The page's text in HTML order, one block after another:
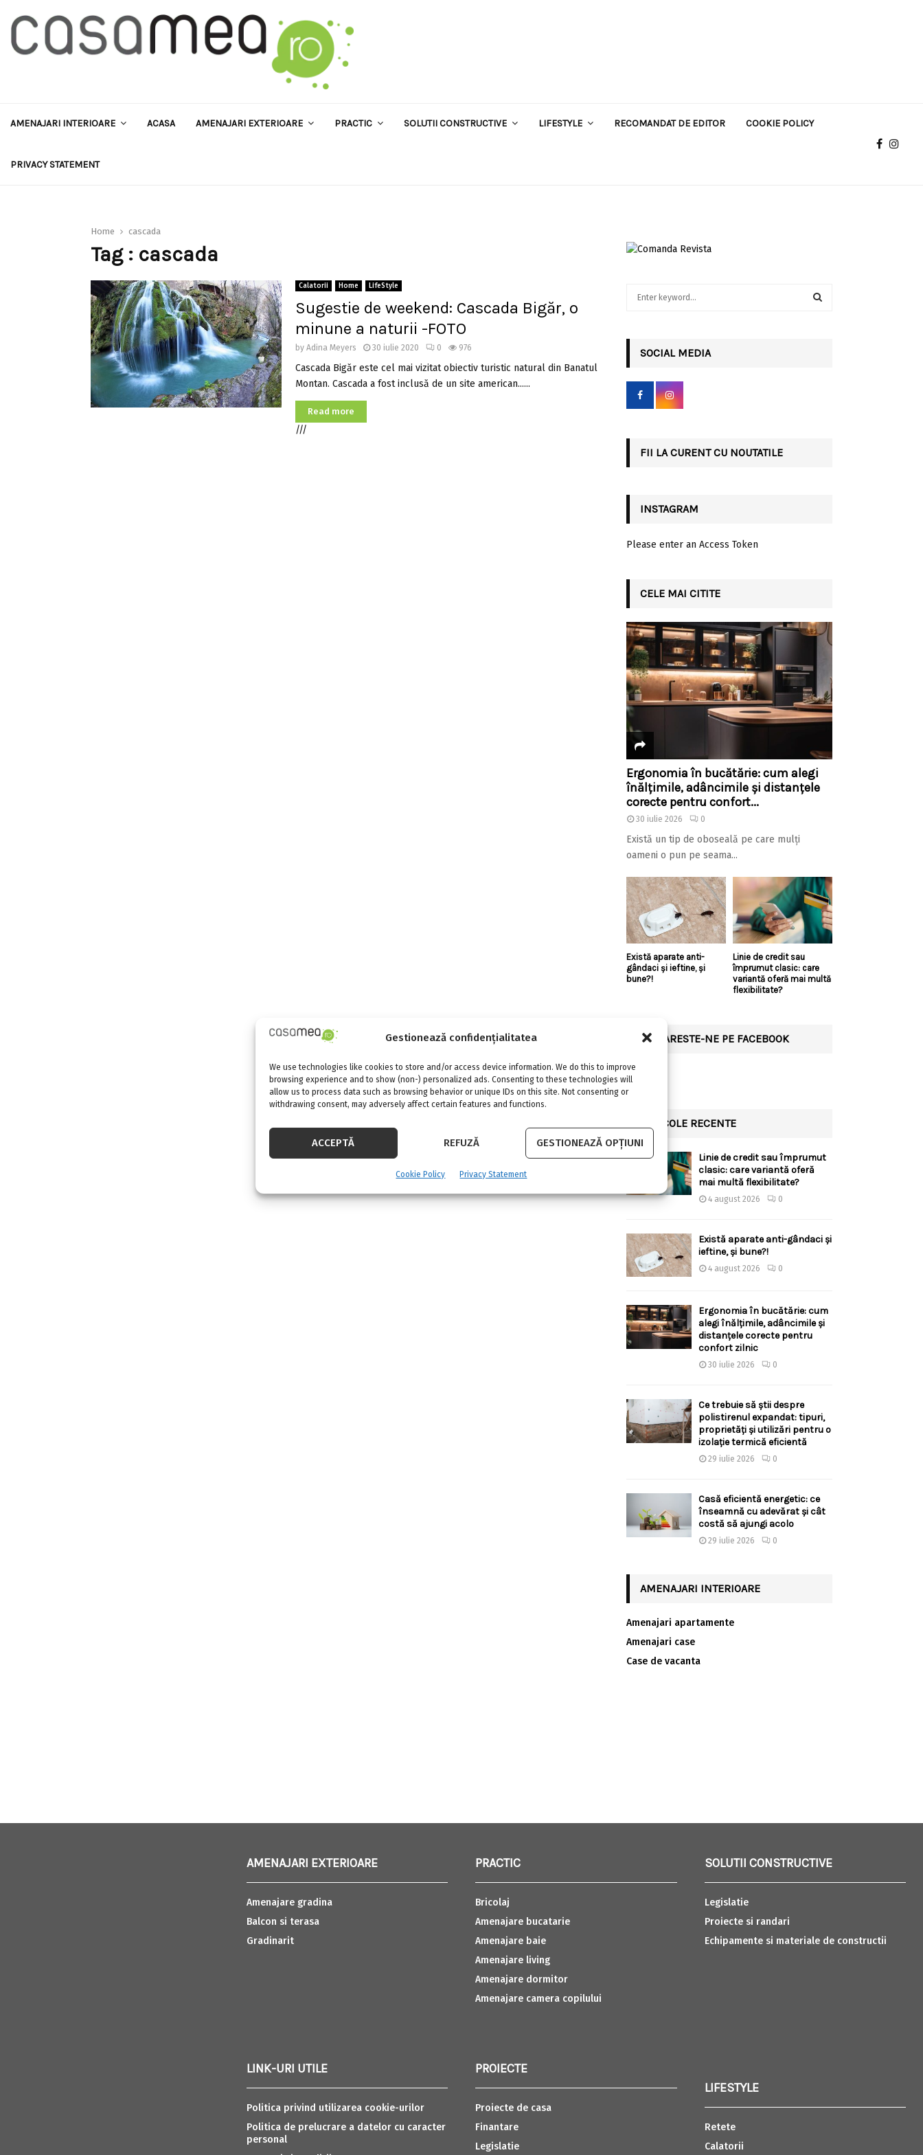
Gestionează confidențialitatea
We use technologies like cookies to store and/or access device information. We do this to improve
browsing experience and to show (non-) personalized ads. Consenting to these technologies will
allow us to process data such as browsing behavior or unique IDs on this site. Not consenting or
withdrawing consent, may adversely affect certain features and functions.
ACCEPTĂ REFUZĂ GESTIONEAZĂ OPȚIUNI
Cookie Policy Privacy Statement
AMENAJARI INTERIOARE ACASA AMENAJARI EXTERIOARE PRACTIC SOLUTII CONSTRUCTIVE LIFESTYLE RECOMANDAT DE EDITOR COOKIE POLICY
PRIVACY STATEMENT
Home cascada
Tag : cascada
Calatorii Home LifeStyle
Sugestie de weekend: Cascada Bigăr, o
minune a naturii -FOTO
by Adina Meyers 30 iulie 2020 0 976
Cascada Bigăr este cel mai vizitat obiectiv turistic natural din Banatul
Montan. Cascada a fost inclusă de un site american......
Read more
///
r
SOCIAL MEDIA
FII LA CURENT CU NOUTATILE
INSTAGRAM
Please enter an Access Token
CELE MAI CITITE
Ergonomia în bucătărie: cum alegi
înălțimile, adâncimile și distanțele
corecte pentru confort...
30 iulie 2026 0
Există un tip de oboseală pe care mulți
oameni o pun pe seama...
Există aparate anti-
gândaci și ieftine, și
bune?!
Linie de credit sau
împrumut clasic: care
variantă oferă mai multă
flexibilitate?
URMARESTE-NE PE FACEBOOK
ARTICOLE RECENTE
Linie de credit sau împrumut
clasic: care variantă oferă
mai multă flexibilitate?
4 august 2026 0
Există aparate anti-gândaci și
ieftine, și bune?!
4 august 2026 0
Ergonomia în bucătărie: cum
alegi înălțimile, adâncimile și
distanțele corecte pentru
confort zilnic
30 iulie 2026 0
Ce trebuie să știi despre
polistirenul expandat: tipuri,
proprietăți și utilizări pentru o
izolație termică eficientă
29 iulie 2026 0
Casă eficientă energetic: ce
înseamnă cu adevărat și cât
costă să ajungi acolo
29 iulie 2026 0
AMENAJARI INTERIOARE
Amenajari apartamente
Amenajari case
Case de vacanta
AMENAJARI EXTERIOARE
Amenajare gradina
Balcon si terasa
Gradinarit
LINK-URI UTILE
Politica privind utilizarea cookie-urilor
Politica de prelucrare a datelor cu caracter
personal
PRACTIC
Bricolaj
Amenajare bucatarie
Amenajare baie
Amenajare living
Amenajare dormitor
Amenajare camera copilului
PROIECTE
Proiecte de casa
Finantare
Legislatie
SOLUTII CONSTRUCTIVE
Legislatie
Proiecte si randari
Echipamente si materiale de constructii
LIFESTYLE
Retete
Calatorii